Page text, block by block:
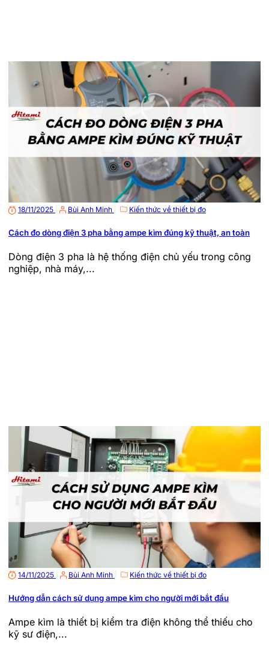
18/11/2025 Bùi Anh Minh Kiến thức về thiết bị đo
Cách đo dòng điện 3 pha bằng ampe kìm đúng kỹ thuật, an toàn
Dòng điện 3 pha là hệ thống điện chủ yếu trong công
nghiệp, nhà máy,...
14/11/2025 Bùi Anh Minh Kiến thức về thiết bị đo
Hướng dẫn cách sử dụng ampe kìm cho người mới bắt đầu
Ampe kìm là thiết bị kiểm tra điện không thể thiếu cho
kỹ sư điện,...